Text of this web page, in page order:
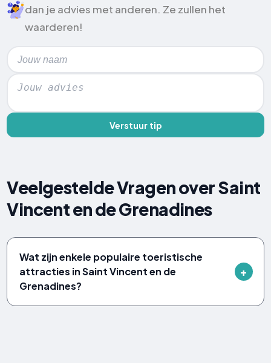
dan je advies met anderen. Ze zullen het
waarderen!
Verstuur tip
Veelgestelde Vragen over Saint
Vincent en de Grenadines
Wat zijn enkele populaire toeristische
attracties in Saint Vincent en de
Grenadines?